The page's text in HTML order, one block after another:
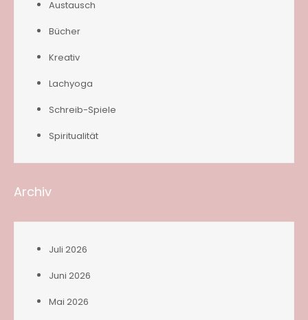
Austausch
Bücher
Kreativ
Lachyoga
Schreib-Spiele
Spiritualität
Archiv
Juli 2026
Juni 2026
Mai 2026